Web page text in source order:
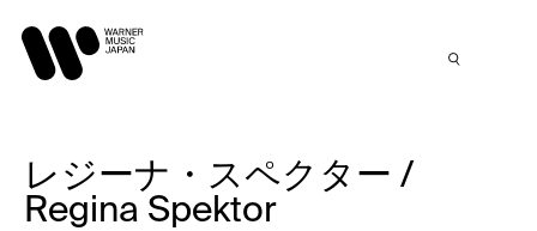
レジーナ・スペクター /
Regina Spektor